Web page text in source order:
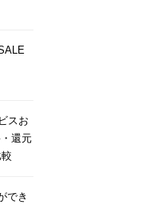
スお
還元
でき